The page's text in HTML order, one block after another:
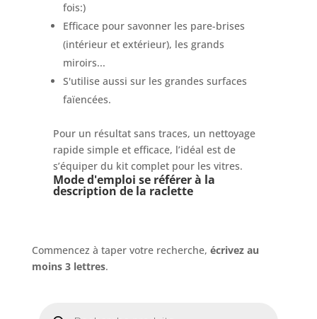
fois:)
Efficace pour savonner les pare-brises
(intérieur et extérieur), les grands
miroirs...
S'utilise aussi sur les grandes surfaces
faïencées.
Pour un résultat sans traces, un nettoyage
rapide simple et efficace, l’idéal est de
s’équiper du kit complet pour les vitres.
Mode d'emploi se référer à la
description de la raclette
Commencez à taper votre recherche, écrivez au
moins 3 lettres.